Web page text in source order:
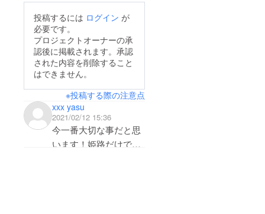
お聞きください。
投稿するには ログイン が
必要です。
プロジェクトオーナーの承
認後に掲載されます。承認
された内容を削除すること
はできません。
※投稿する際の注意点
xxx yasu
2021/02/12 15:36
今一番大切な事だと思
います！姫路だけで無